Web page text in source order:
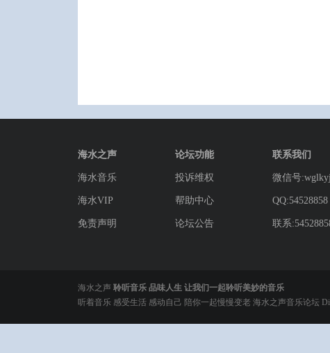
海水之声
海水音乐
海水VIP
免责声明
论坛功能
投诉维权
帮助中心
论坛公告
联系我们
微信号:wglkyj
QQ:54528858
联系
海水之声 聆听音乐 品味人生 让我们一起聆听美妙的音乐
听着音乐 感受生活 感动自己 陪你一起慢慢变老 海水之声音乐论坛